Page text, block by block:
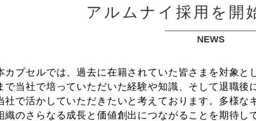
アルムナイ採用を開
NEWS
カプセルでは、過去に在籍されていた皆さまを対象と
で当社で培っていただいた経験や知識、そして退職後
社で活かしていただきたいと考えております。多様な
織のさらなる成長と価値創出につながることを期待し